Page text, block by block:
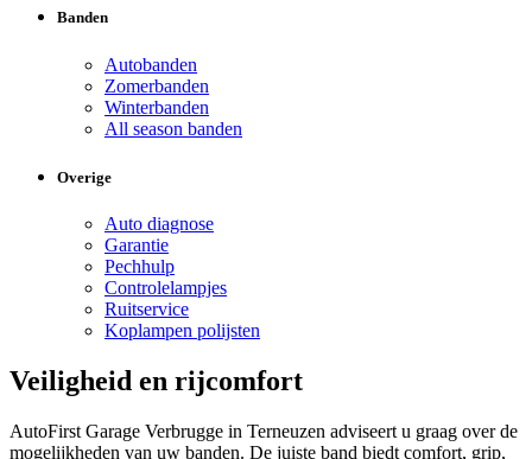
Banden
Autobanden
Zomerbanden
Winterbanden
All season banden
Overige
Auto diagnose
Garantie
Pechhulp
Controlelampjes
Ruitservice
Koplampen polijsten
Veiligheid en rijcomfort
AutoFirst Garage Verbrugge in Terneuzen adviseert u graag over de
mogelijkheden van uw banden. De juiste band biedt comfort, grip,